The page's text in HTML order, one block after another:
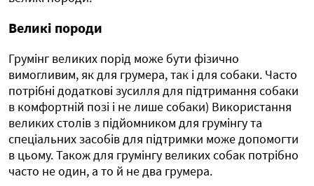
Великі породи
Грумінг великих порід може бути фізично
вимогливим, як для грумера, так і для собаки. Часто
потрібні додаткові зусилля для підтримання собаки
в комфортній позі і не лише собаки) Використання
великих столів з підйомником для грумінгу та
спеціальних засобів для підтримки може допомогти
в цьому. Також для грумінгу великих собак потрібно
часто не один, а то й не два грумера.